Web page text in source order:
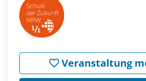
Veranstaltung